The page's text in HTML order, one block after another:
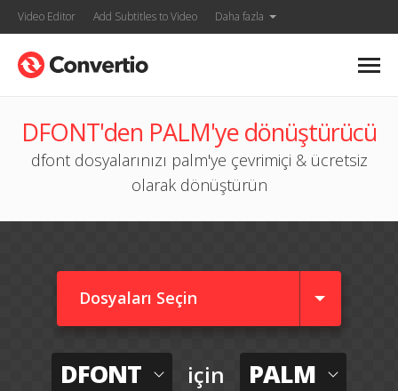
Video Editor Add Subtitles to Video Daha fazla
DFONT'den PALM'ye dönüştürücü
dfont dosyalarınızı palm'ye çevrimiçi & ücretsiz
olarak dönüştürün
Dosyaları Seçin
DFONT için PALM